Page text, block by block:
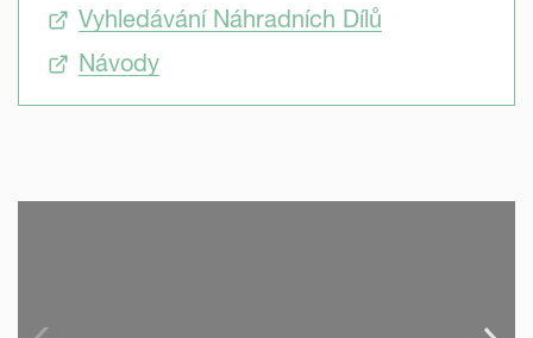
Vyhledávání Náhradních Dílů
Návody